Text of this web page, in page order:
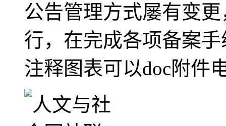
公告管理方式屡有变
行，在完成各项备案
注释图表可以doc附件